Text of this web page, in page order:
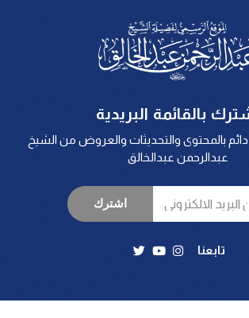
بالقائمة البريدية
بالمحتوى والتحديثات والعروض من الشيخ
عبدالرحمن عبدالخالق
اشترك
تابعنا